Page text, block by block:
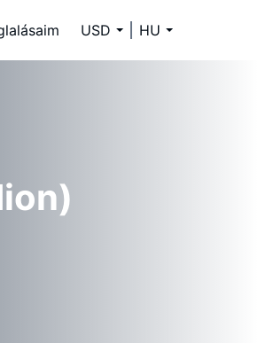
USD HU